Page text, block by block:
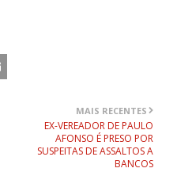
MAIS RECENTES
EX-VEREADOR DE PAULO
AFONSO É PRESO POR
SUSPEITAS DE ASSALTOS A
BANCOS